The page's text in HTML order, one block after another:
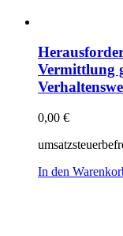
Vermittlung
0,00 €
In den